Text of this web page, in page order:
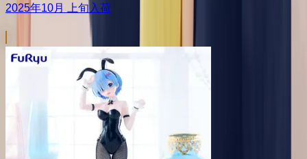
2025年10月 上旬入荷